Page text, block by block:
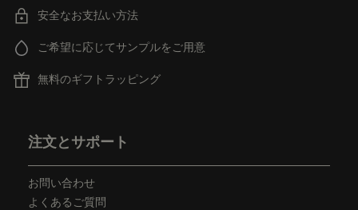
安全なお支払い方法
ご希望に応じてサンプルをご用意
無料のギフトラッピング
注文とサポート
お問い合わせ
よくあるご質問